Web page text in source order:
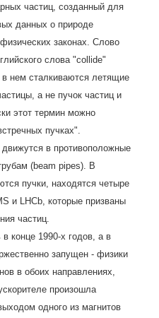
частиц, созданный для
данных о природе
законах. Слово
слова "collide"
в нем сталкиваются летящие
а не пучок частиц и
этот термин можно
пучках".
в противоположные
(beam pipes). В
пучки, находятся четыре
и LHCb, которые призваны
частиц.
конце 1990-х годов, а в
запущен - физики
в обоих направлениях,
произошла
одного из магнитов